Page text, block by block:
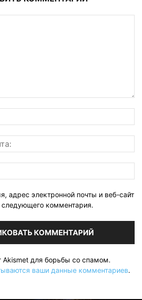
адрес электронной почты и веб-сайт
следующего комментария.
Akismet для борьбы со спамом.
ваши данные комментариев.